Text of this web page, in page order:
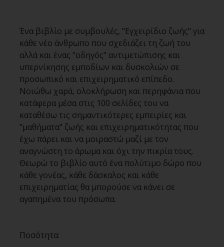
Ένα βιβλίο με συμβουλές, "Εγχειρίδιο ζωής" για
κάθε νέο άνθρωπο που σχεδιάζει τη ζωή του
αλλά και ένας "οδηγός" αντιμετώπισης και
υπερνίκησης εμποδίων και δυσκολιών σε
προσωπικό και επιχειρηματικό επίπεδο.
Νοιώθω χαρά, ολοκλήρωση και περηφάνια που
κατάφερα μέσα στις 100 σελίδες του να
καταθέσω τις σημαντικότερες εμπειρίες και
"μαθήματα" ζωής και επιχειρηματικότητας που
έχω πάρει και να μοιραστώ μαζί με τον
αναγνώστη το άρωμα και όχι την πικρία τους.
Θεωρώ το βιβλίο αυτό ένα πολύτιμο δώρο που
κάθε γονέας, κάθε δάσκαλος και κάθε
επιχειρηματίας θα μπορούσε να κάνει σε
αγαπημένα του πρόσωπα.
Ποσότητα: